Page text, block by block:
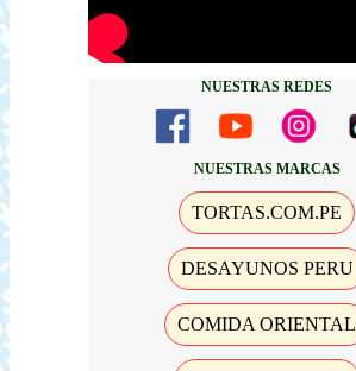
NUESTRAS REDES
NUESTRAS MARCAS
TORTAS.COM.PE
DESAYUNOS PERU
COMIDA ORIENTAL